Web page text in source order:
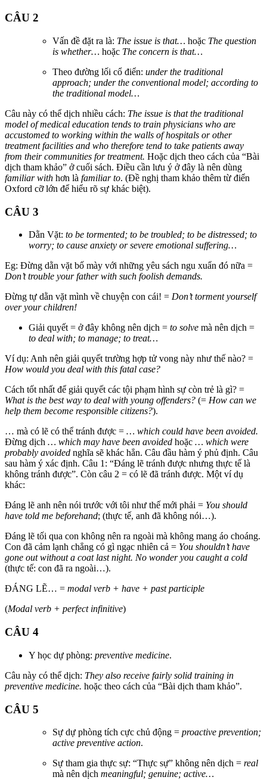
CÂU 2
Vấn đề đặt ra là: The issue is that… hoặc The question
is whether… hoặc The concern is that…
Theo đường lối cổ điển: under the traditional
approach; under the conventional model; according to
the traditional model…
Câu này có thể dịch nhiều cách: The issue is that the traditional
model of medical education tends to train physicians who are
accustomed to working within the walls of hospitals or other
treatment facilities and who therefore tend to take patients away
from their communities for treatment. Hoặc dịch theo cách của “Bài
dịch tham khảo” ở cuối sách. Điều cần lưu ý ở đây là nên dùng
familiar with hơn là familiar to. (Đề nghị tham khảo thêm từ điển
Oxford cỡ lớn để hiểu rõ sự khác biệt).
CÂU 3
Dằn Vặt: to be tormented; to be troubled; to be distressed; to
worry; to cause anxiety or severe emotional suffering…
Eg: Đừng dằn vặt bố mày với những yêu sách ngu xuẩn đó nữa =
Don’t trouble your father with such foolish demands.
Đừng tự dằn vặt mình về chuyện con cái! = Don’t torment yourself
over your children!
Giải quyết = ở đây không nên dịch = to solve mà nên dịch =
to deal with; to manage; to treat…
Ví dụ: Anh nên giải quyết trường hợp tử vong này như thế nào? =
How would you deal with this fatal case?
Cách tốt nhất để giải quyết các tội phạm hình sự còn trẻ là gì? =
What is the best way to deal with young offenders? (= How can we
help them become responsible citizens?).
… mà có lẽ có thể tránh được = … which could have been avoided.
Đừng dịch … which may have been avoided hoặc … which were
probably avoided nghĩa sẽ khác hẳn. Câu đầu hàm ý phủ định. Câu
sau hàm ý xác định. Câu 1: “Đáng lẽ tránh được nhưng thực tế là
không tránh được”. Còn câu 2 = có lẽ đã tránh được. Một ví dụ
khác:
Đáng lẽ anh nên nói trước với tôi như thế mới phải = You should
have told me beforehand; (thực tế, anh đã không nói…).
Đáng lẽ tối qua con không nên ra ngoài mà không mang áo choáng.
Con đã cảm lạnh chẳng có gì ngạc nhiên cả = You shouldn’t have
gone out without a coat last night. No wonder you caught a cold
(thực tế: con đã ra ngoài…).
ĐÁNG LẼ… = modal verb + have + past participle
(Modal verb + perfect infinitive)
CÂU 4
Y học dự phòng: preventive medicine.
Câu này có thể dịch: They also receive fairly solid training in
preventive medicine. hoặc theo cách của “Bài dịch tham khảo”.
CÂU 5
Sự dự phòng tích cực chủ động = proactive prevention;
active preventive action.
Sự tham gia thực sự: “Thực sự” không nên dịch = real
mà nên dịch meaningful; genuine; active…